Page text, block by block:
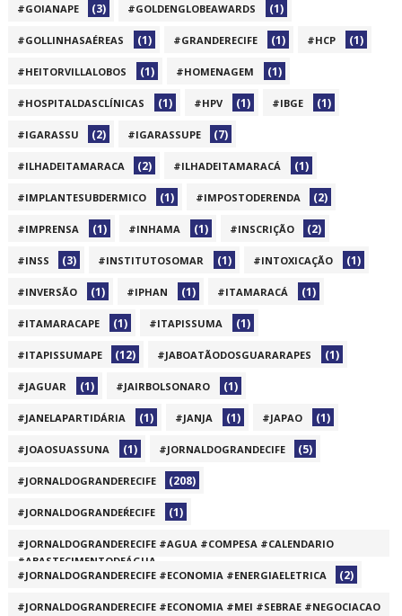
#GOIANAPE (3) #GOLDENGLOBEAWARDS (1)
#GOLLINHASAÉREAS (1) #GRANDERECIFE (1) #HCP (1)
#HEITORVILLALOBOS (1) #HOMENAGEM (1)
#HOSPITALDASCLÍNICAS (1) #HPV (1) #IBGE (1)
#IGARASSU (2) #IGARASSUPE (7)
#ILHADEITAMARACA (2) #ILHADEITAMARACÁ (1)
#IMPLANTESUBDERMICO (1) #IMPOSTODERENDA (2)
#IMPRENSA (1) #INHAMA (1) #INSCRIÇÃO (2)
#INSS (3) #INSTITUTOSOMAR (1) #INTOXICAÇÃO (1)
#INVERSÃO (1) #IPHAN (1) #ITAMARACÁ (1)
#ITAMARACAPE (1) #ITAPISSUMA (1)
#ITAPISSUMAPE (12) #JABOATÃODOSGUARARAPES (1)
#JAGUAR (1) #JAIRBOLSONARO (1)
#JANELAPARTIDÁRIA (1) #JANJA (1) #JAPAO (1)
#JOAOSUASSUNA (1) #JORNALDOGRANDECIFE (5)
#JORNALDOGRANDERECIFE (208)
#JORNALDOGRANDEŔECIFE (1)
#JORNALDOGRANDERECIFE #AGUA #COMPESA #CALENDARIO
#ABASTECIMENTODEÁGUA
(1)
#JORNALDOGRANDERECIFE #ECONOMIA #ENERGIAELETRICA (2)
#JORNALDOGRANDERECIFE #ECONOMIA #MEI #SEBRAE #NEGOCIACAO